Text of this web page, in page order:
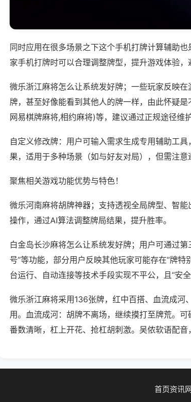
同时应用在很多场景之下这个手机打牌计算辅助
家手机打牌时可以合理调整牌型，提升游戏体验，
微乐浙江麻将怎么让系统发好牌；一些玩家反映
牌，甚至好像能看到其他人的牌一样，由此怀疑
网易棋牌麻将,相约麻将)等，建议通过正规途径维
自定义修改牌：用户可输入需求生成专用辅助工
果，适用于多种场景（如与好友对局），但需注意
聚焦相关游戏功能优势与特色！
微乐河南麻将胡牌神器；支持透视全局牌型、智
操作，通过AI算法调整牌局结果，提升胜率。
白金岛长沙麻将怎么让系统发好牌；用户可通过第
号”等功能，部分用户反映其他玩家可能存在“牌
台运行、自动连接等技术手段实现不平公，且“安全
微乐浙江麻将采用136张牌，红中百搭、血流成河
用。血流成河：胡牌不离场，继续摸打至牌荒。
番数清晰，杠上开花、抢杠胡刺激。吴侬软语配音
首页资讯